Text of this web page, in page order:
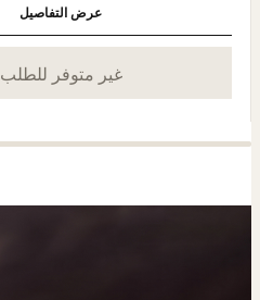
عرض التفاصيل
غير متوفر للطلب